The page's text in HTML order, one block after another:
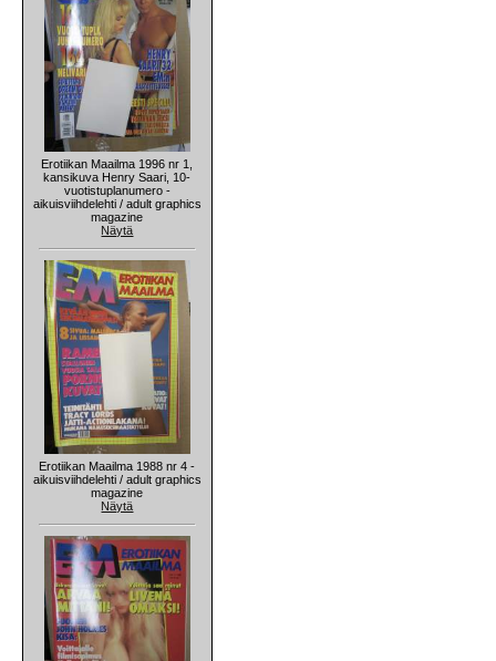
Erotiikan Maailma 1996 nr 1,
kansikuva Henry Saari, 10-
vuotistuplanumero -
aikuisviihdelehti / adult graphics
magazine
Näytä
Erotiikan Maailma 1988 nr 4 -
aikuisviihdelehti / adult graphics
magazine
Näytä